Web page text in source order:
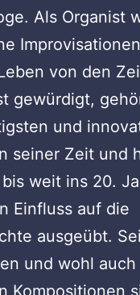
Als Organist
von den
gewürdigt,
und
seiner Zeit und
weit ins 20.
Einfluss auf die
ausgeübt.
und wohl auch
Kompositionen